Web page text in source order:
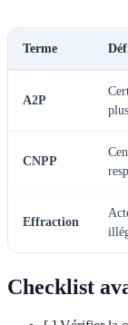
Terme
A2P
CNPP
Effraction
Checklist